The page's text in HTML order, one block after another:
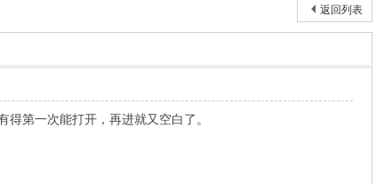
返回列表
第一次能打开，再进就又空白了。